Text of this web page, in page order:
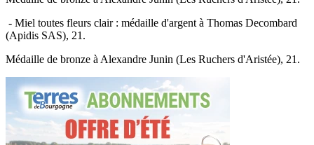
- Miel toutes fleurs clair : médaille d'argent à Thomas Decombard
(Apidis SAS), 21.
Médaille de bronze à Alexandre Junin (Les Ruchers d'Aristée), 21.